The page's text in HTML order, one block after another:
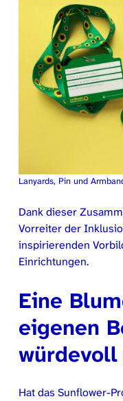
Lanyards, Pin und
Dank dieser
Vorreiter der
inspirierenden
Einrichtungen.
Eine
eigenen
Hat das Sunflower-